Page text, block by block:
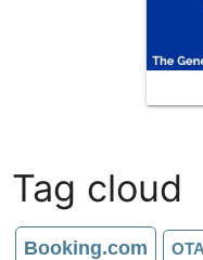
Tag cloud
Booking.com OTA